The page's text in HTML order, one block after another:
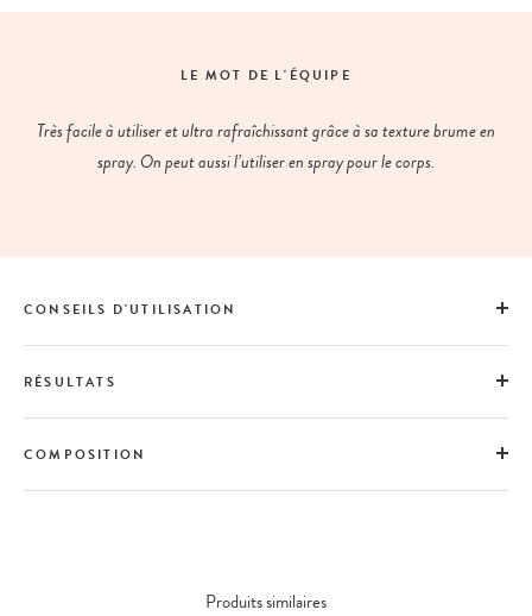
LE MOT DE L'ÉQUIPE
Très facile à utiliser et ultra rafraîchissant grâce à sa texture brume en
spray. On peut aussi l’utiliser en spray pour le corps.
CONSEILS D'UTILISATION
RÉSULTATS
COMPOSITION
Produits similaires